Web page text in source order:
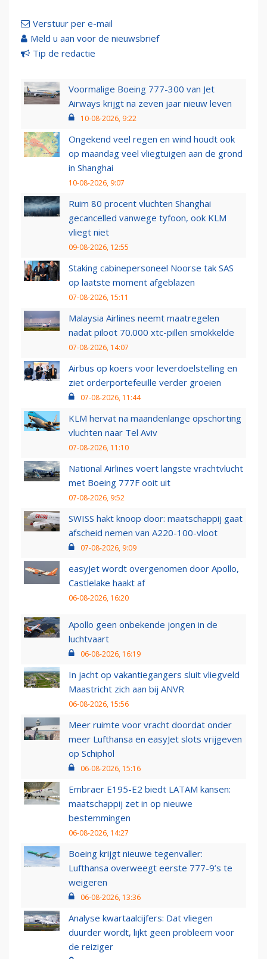
Verstuur per e-mail
Meld u aan voor de nieuwsbrief
Tip de redactie
Voormalige Boeing 777-300 van Jet
Airways krijgt na zeven jaar nieuw leven
10-08-2026, 9:22
Ongekend veel regen en wind houdt ook
op maandag veel vliegtuigen aan de grond
in Shanghai
10-08-2026, 9:07
Ruim 80 procent vluchten Shanghai
gecancelled vanwege tyfoon, ook KLM
vliegt niet
09-08-2026, 12:55
Staking cabinepersoneel Noorse tak SAS
op laatste moment afgeblazen
07-08-2026, 15:11
Malaysia Airlines neemt maatregelen
nadat piloot 70.000 xtc-pillen smokkelde
07-08-2026, 14:07
Airbus op koers voor leverdoelstelling en
ziet orderportefeuille verder groeien
07-08-2026, 11:44
KLM hervat na maandenlange opschorting
vluchten naar Tel Aviv
07-08-2026, 11:10
National Airlines voert langste vrachtvlucht
met Boeing 777F ooit uit
07-08-2026, 9:52
SWISS hakt knoop door: maatschappij gaat
afscheid nemen van A220-100-vloot
07-08-2026, 9:09
easyJet wordt overgenomen door Apollo,
Castlelake haakt af
06-08-2026, 16:20
Apollo geen onbekende jongen in de
luchtvaart
06-08-2026, 16:19
In jacht op vakantiegangers sluit vliegveld
Maastricht zich aan bij ANVR
06-08-2026, 15:56
Meer ruimte voor vracht doordat onder
meer Lufthansa en easyJet slots vrijgeven
op Schiphol
06-08-2026, 15:16
Embraer E195-E2 biedt LATAM kansen:
maatschappij zet in op nieuwe
bestemmingen
06-08-2026, 14:27
Boeing krijgt nieuwe tegenvaller:
Lufthansa overweegt eerste 777-9’s te
weigeren
06-08-2026, 13:36
Analyse kwartaalcijfers: Dat vliegen
duurder wordt, lijkt geen probleem voor
de reiziger